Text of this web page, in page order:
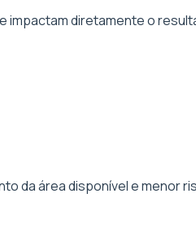
diretamente o
da área disponível e menor